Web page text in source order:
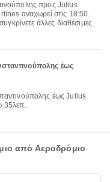
αναχωρεί στις 18:50.
άλλες διαθέσιμες
έως
35λεπ..
από Αεροδρόμιο